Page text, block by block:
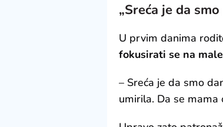
„Sreća je da
U prvim danima
fokusirati se na
– Sreća je da smo
umirila. Da se mama